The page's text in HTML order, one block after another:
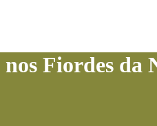
Fiordes da